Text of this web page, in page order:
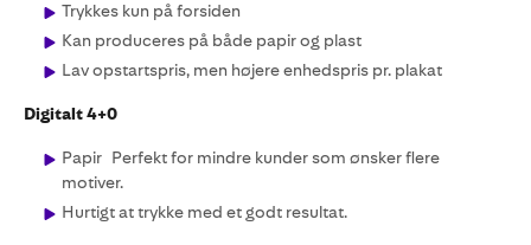
Trykkes kun på forsiden
Kan produceres på både papir og plast
Lav opstartspris, men højere enhedspris pr. plakat
Digitalt 4+0
Papir Perfekt for mindre kunder som ønsker flere
motiver.
Hurtigt at trykke med et godt resultat.